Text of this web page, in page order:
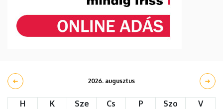
2026. augusztus
H K Sze Cs P Szo V